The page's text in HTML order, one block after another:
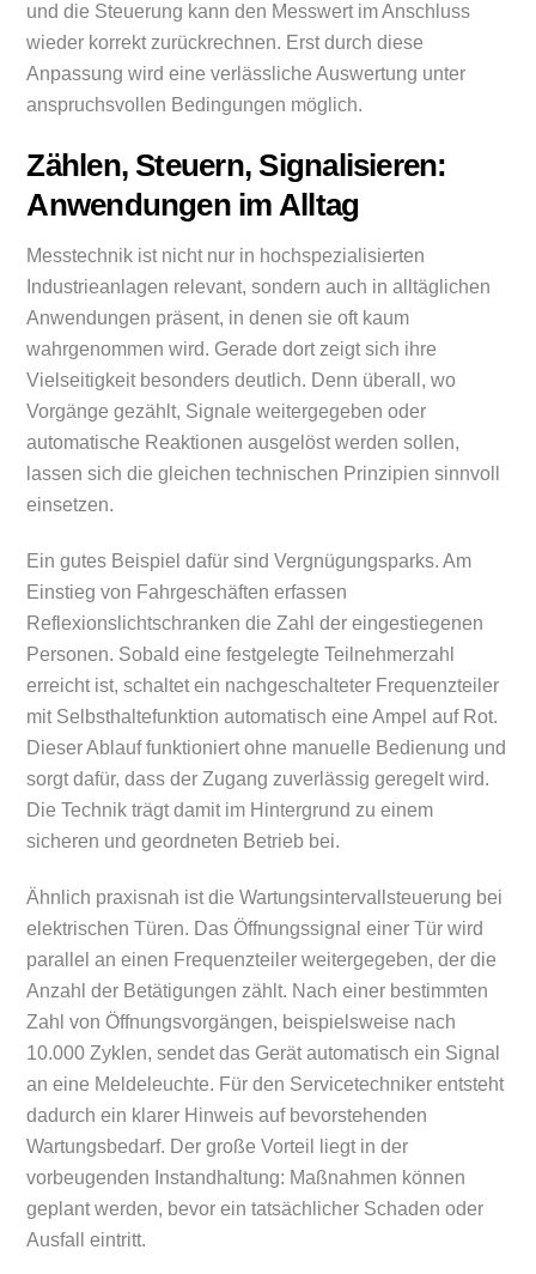
und die Steuerung kann den Messwert im Anschluss
wieder korrekt zurückrechnen. Erst durch diese
Anpassung wird eine verlässliche Auswertung unter
anspruchsvollen Bedingungen möglich.
Zählen, Steuern, Signalisieren:
Anwendungen im Alltag
Messtechnik ist nicht nur in hochspezialisierten
Industrieanlagen relevant, sondern auch in alltäglichen
Anwendungen präsent, in denen sie oft kaum
wahrgenommen wird. Gerade dort zeigt sich ihre
Vielseitigkeit besonders deutlich. Denn überall, wo
Vorgänge gezählt, Signale weitergegeben oder
automatische Reaktionen ausgelöst werden sollen,
lassen sich die gleichen technischen Prinzipien sinnvoll
einsetzen.
Ein gutes Beispiel dafür sind Vergnügungsparks. Am
Einstieg von Fahrgeschäften erfassen
Reflexionslichtschranken die Zahl der eingestiegenen
Personen. Sobald eine festgelegte Teilnehmerzahl
erreicht ist, schaltet ein nachgeschalteter Frequenzteiler
mit Selbsthaltefunktion automatisch eine Ampel auf Rot.
Dieser Ablauf funktioniert ohne manuelle Bedienung und
sorgt dafür, dass der Zugang zuverlässig geregelt wird.
Die Technik trägt damit im Hintergrund zu einem
sicheren und geordneten Betrieb bei.
Ähnlich praxisnah ist die Wartungsintervallsteuerung bei
elektrischen Türen. Das Öffnungssignal einer Tür wird
parallel an einen Frequenzteiler weitergegeben, der die
Anzahl der Betätigungen zählt. Nach einer bestimmten
Zahl von Öffnungsvorgängen, beispielsweise nach
10.000 Zyklen, sendet das Gerät automatisch ein Signal
an eine Meldeleuchte. Für den Servicetechniker entsteht
dadurch ein klarer Hinweis auf bevorstehenden
Wartungsbedarf. Der große Vorteil liegt in der
vorbeugenden Instandhaltung: Maßnahmen können
geplant werden, bevor ein tatsächlicher Schaden oder
Ausfall eintritt.